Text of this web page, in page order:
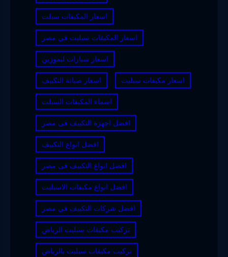
اسعار المكيفات سبلت
اسعار المكيفات سبليت في مصر
اسعار سيارات ليموزين
اسعار صيانة التكييف اسعار مكيفات سبليت
اسماء المكيفات السبلت
افضل اجهزة التكييف فى مصر
افضل انواع التكييف
افضل انواع التكييف فى مصر
افضل انواع مكيفات الاسبليت
افضل شركات التكييف في مصر
تركيب مكيفات سبليت الرياض
تركيب مكيفات سبليت بالرياض